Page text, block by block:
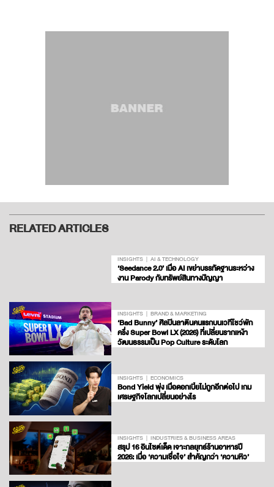
RELATED ARTICLES
INSIGHTS AI & TECHNOLOGY
‘Seedance 2.0’ เมื่อ AI เขย่าบรรทัดฐานระหว่าง
งาน Parody กับทรัพย์สินทางปัญญา
INSIGHTS BRAND & MARKETING
‘Bad Bunny’ ศิลปินลาตินคนแรกบนเวทีโชว์พัก
ครึ่ง Super Bowl LX (2026) ที่เปลี่ยนรากเหง้า
วัฒนธรรมเป็น Pop Culture ระดับโลก
INSIGHTS ECONOMICS
Bond Yield พุ่ง เมื่อดอกเบี้ยไม่ถูกอีกต่อไป เกม
เศรษฐกิจโลกเปลี่ยนอย่างไร
INSIGHTS INDUSTRIES & BUSINESS AREAS
สรุป 16 อินไซต์เด็ด เจาะกลยุทธ์ร้านอาหารปี
2026: เมื่อ ‘ความเชื่อใจ’ สำคัญกว่า ‘ความหิว’